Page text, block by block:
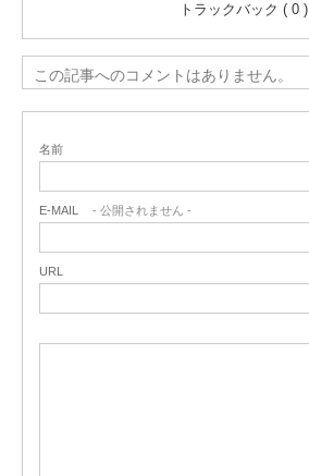
トラックバック ( 0 )
この記事へのコメントはありません。
名前
E-MAIL - 公開されません -
URL